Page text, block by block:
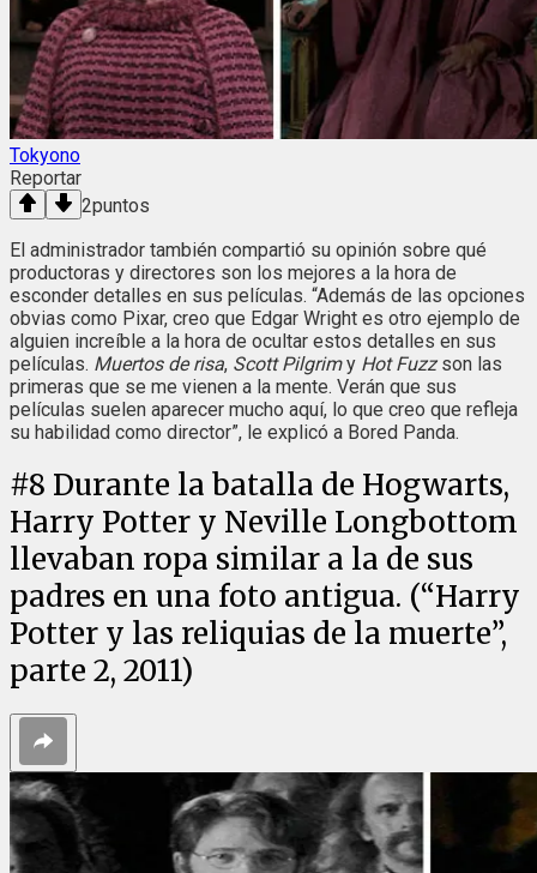
Tokyono
Reportar
2puntos
El administrador también compartió su opinión sobre qué
productoras y directores son los mejores a la hora de
esconder detalles en sus películas. “Además de las opciones
obvias como Pixar, creo que Edgar Wright es otro ejemplo de
alguien increíble a la hora de ocultar estos detalles en sus
películas. Muertos de risa, Scott Pilgrimy Hot Fuzzson las
primeras que se me vienen a la mente. Verán que sus
películas suelen aparecer mucho aquí, lo que creo que refleja
su habilidad como director”, le explicó a Bored Panda.
#8 Durante la batalla de Hogwarts,
Harry Potter y Neville Longbottom
llevaban ropa similar a la de sus
padres en una foto antigua. (“Harry
Potter y las reliquias de la muerte”,
parte 2, 2011)